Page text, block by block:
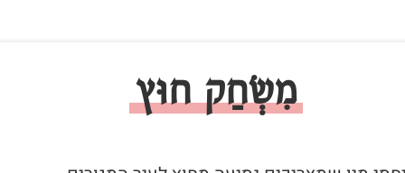
מִשְׂחַק חוּץ